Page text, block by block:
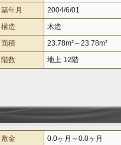
築年月
2004/6/01
構造
木造
面積
23.78m²～23.78m²
階数
地上 12階
敷金 0.0ヶ月～0.0ヶ月